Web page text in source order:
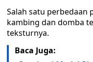
Salah satu perbedaan
kambing dan domba
teksturnya.
Baca Juga: